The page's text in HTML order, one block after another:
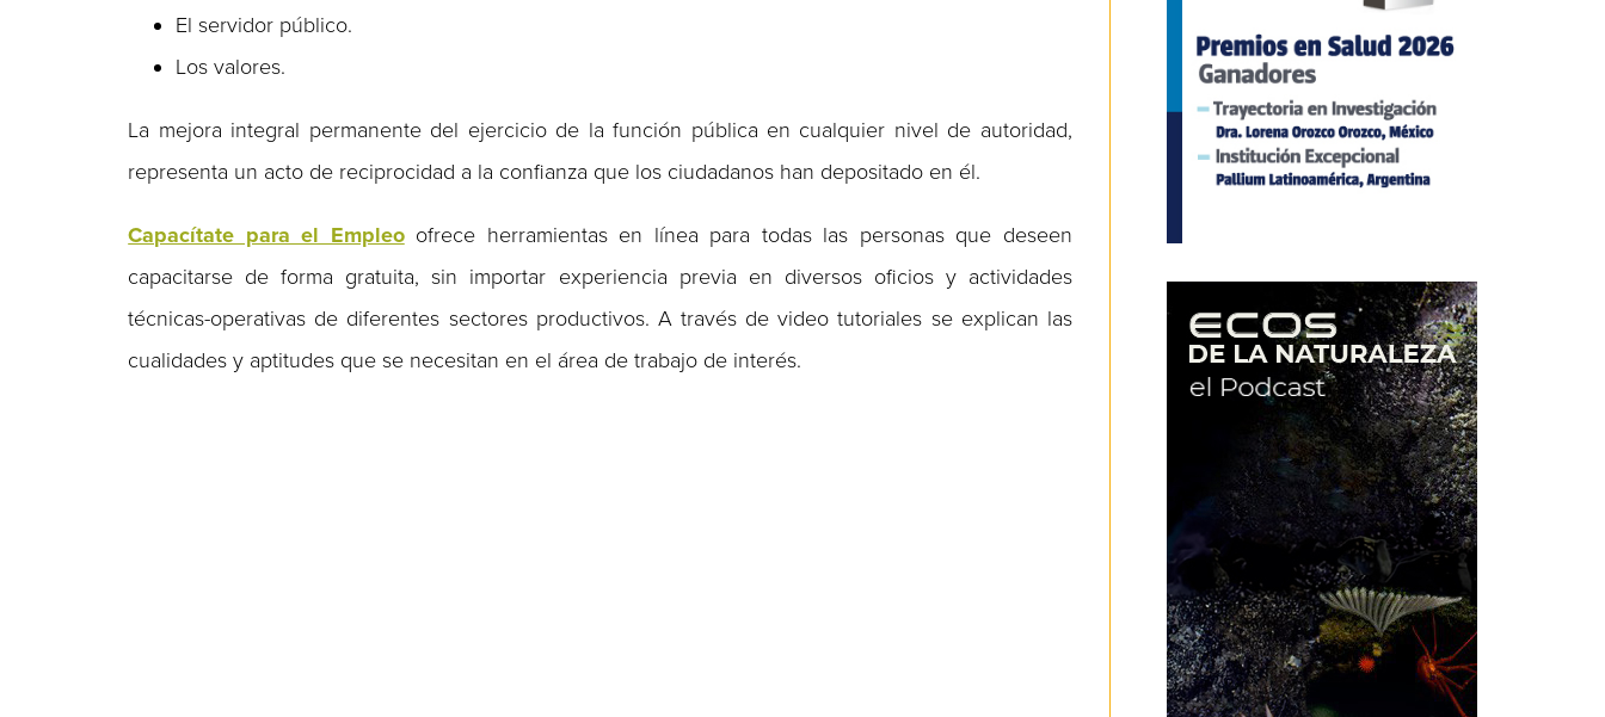
El servidor público.
Los valores.
La mejora integral permanente del ejercicio de la función pública en cualquier nivel de autoridad,
representa un acto de reciprocidad a la confianza que los ciudadanos han depositado en él.
Capacítate para el Empleoofrece herramientas en línea para todas las personas que deseen
capacitarse de forma gratuita, sin importar experiencia previa en diversos oficios y actividades
técnicas-operativas de diferentes sectores productivos. A través de video tutoriales se explican las
cualidades y aptitudes que se necesitan en el área de trabajo de interés.